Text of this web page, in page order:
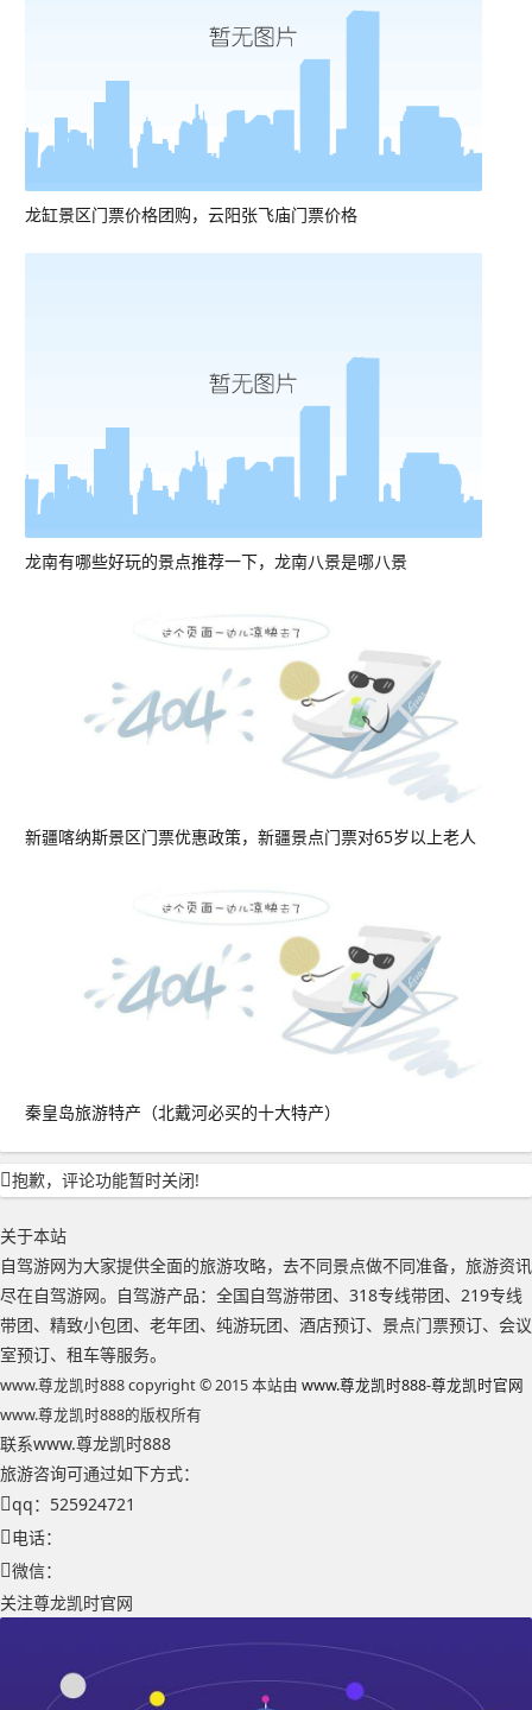
龙缸景区门票价格团购，云阳张飞庙门票价格
龙南有哪些好玩的景点推荐一下，龙南八景是哪八景
新疆喀纳斯景区门票优惠政策，新疆景点门票对65岁以上老人
秦皇岛旅游特产（北戴河必买的十大特产）
抱歉，评论功能暂时关闭!
关于本站
自驾游网为大家提供全面的旅游攻略，去不同景点做不同准备，旅游资讯
尽在自驾游网。自驾游产品：全国自驾游带团、318专线带团、219专线
带团、精致小包团、老年团、纯游玩团、酒店预订、景点门票预订、会议
室预订、租车等服务。
www.尊龙凯时888 copyright © 2015 本站由 www.尊龙凯时888-尊龙凯时官网
www.尊龙凯时888的版权所有
联系www.尊龙凯时888
旅游咨询可通过如下方式：
qq：525924721
电话：
微信：
关注尊龙凯时官网